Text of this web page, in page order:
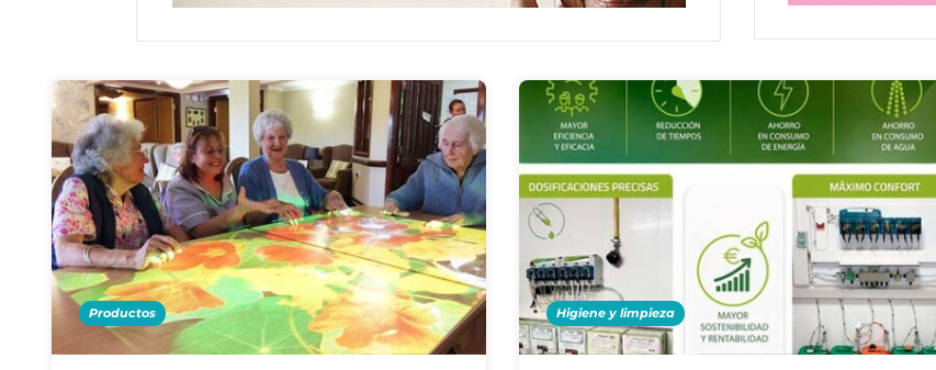
Productos Higiene y limpieza